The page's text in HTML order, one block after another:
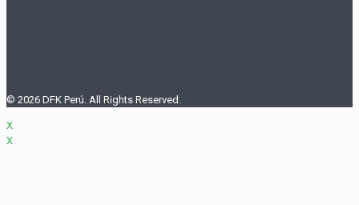
© 2026 DFK Perú. All Rights Reserved.
X
X